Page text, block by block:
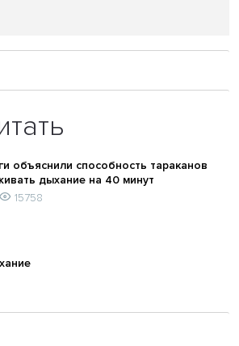
объяснили способность тараканов
дыхание на 40 минут
15758